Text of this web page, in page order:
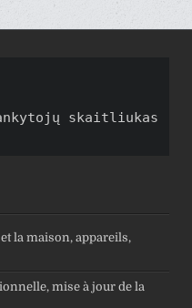
la maison, appareils,
mise à jour de la